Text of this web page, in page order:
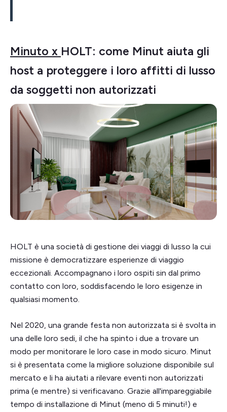
Minuto x HOLT: come Minut aiuta gli
host a proteggere i loro affitti di lusso
da soggetti non autorizzati
HOLT è una società di gestione dei viaggi di lusso la cui
missione è democratizzare esperienze di viaggio
eccezionali. Accompagnano i loro ospiti sin dal primo
contatto con loro, soddisfacendo le loro esigenze in
qualsiasi momento.
Nel 2020, una grande festa non autorizzata si è svolta in
una delle loro sedi, il che ha spinto i due a trovare un
modo per monitorare le loro case in modo sicuro. Minut
si è presentata come la migliore soluzione disponibile sul
mercato e li ha aiutati a rilevare eventi non autorizzati
prima (e mentre) si verificavano. Grazie all'impareggiabile
tempo di installazione di Minut (meno di 5 minuti!) e